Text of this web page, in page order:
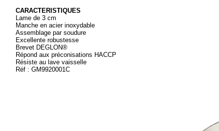
CARACTERISTIQUES
Lame de 3 cm
Manche en acier inoxydable
Assemblage par soudure
Excellente robustesse
Brevet DEGLON®
Répond aux préconisations HACCP
Résiste au lave vaisselle
Réf : GM9920001C